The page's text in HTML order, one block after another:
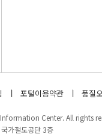
포털이용약관 품질
Center. All rights
가철도공단 3층